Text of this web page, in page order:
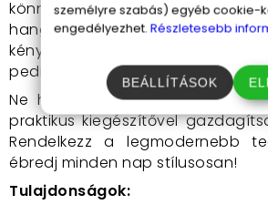
könnyedén beállíthatod az
hangvezérlés pedig egy új
kényelmet. A három ébresztési
pedig gyerekjáték, így mindig
Ne hagyd ki ezt a lehetőséget,
praktikus kiegészítővel
Rendelkezz a legmodernebb
ébredj minden nap stílusosan!
Tulajdonságok:
személyre szabás) egyéb cookie-
engedélyezhet. Részletesebb
BEÁLLÍTÁSOK